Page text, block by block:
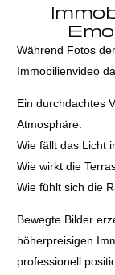
Während Fotos
Immobilienvideo
Ein durchdachtes
Atmosphäre:
Wie fällt das Licht
Wie wirkt die
Wie fühlt sich die
Bewegte Bilder
höherpreisigen
professionell